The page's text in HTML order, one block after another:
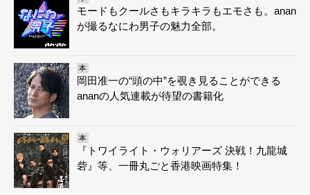
モードもクールさもキラキラもエモさも。anan
が撮るなにわ男子の魅力全部。
本
岡田准一の“頭の中”を覗き見ることができる
ananの人気連載が待望の書籍化
本
『トワイライト・ウォリアーズ 決戦！九龍城
砦』等、一冊丸ごと香港映画特集！